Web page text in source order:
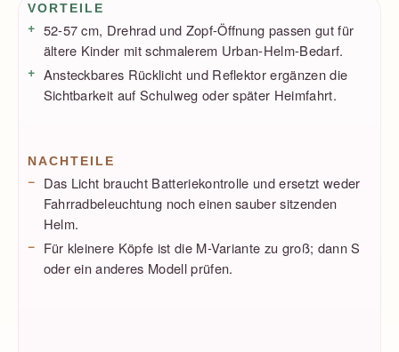
Vorteile / Nachteile
VORTEILE
52-57 cm, Drehrad und Zopf-Öffnung passen gut für
ältere Kinder mit schmalerem Urban-Helm-Bedarf.
Ansteckbares Rücklicht und Reflektor ergänzen die
Sichtbarkeit auf Schulweg oder später Heimfahrt.
NACHTEILE
Das Licht braucht Batteriekontrolle und ersetzt weder
Fahrradbeleuchtung noch einen sauber sitzenden
Helm.
Für kleinere Köpfe ist die M-Variante zu groß; dann S
oder ein anderes Modell prüfen.